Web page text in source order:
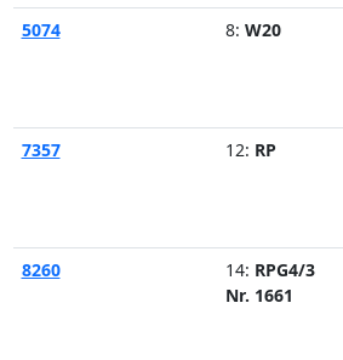
5074 8: W20
7357 12: RP
8260
14: RPG4/3
Nr. 1661